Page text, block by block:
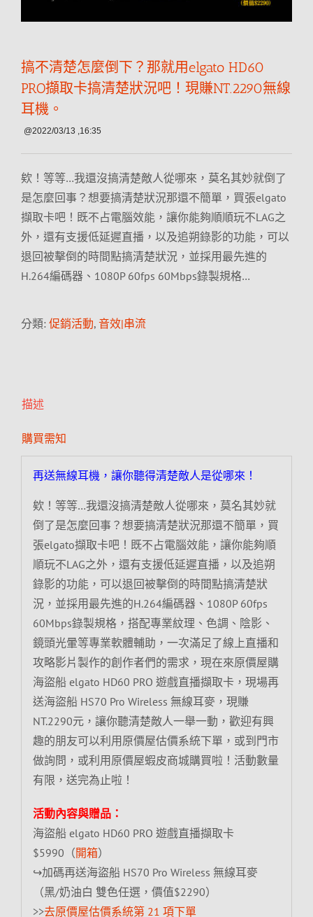
搞不清楚怎麼倒下？那就用elgato HD60
PRO擷取卡搞清楚狀況吧！現賺NT.2290無線
耳機。
@2022/03/13 ,16:35
欸！等等…我還沒搞清楚敵人從哪來，莫名其妙就倒了
是怎麼回事？想要搞清楚狀況那還不簡單，買張elgato
擷取卡吧！既不占電腦效能，讓你能夠順順玩不LAG之
外，還有支援低延遲直播，以及追朔錄影的功能，可以
退回被擊倒的時間點搞清楚狀況，並採用最先進的
H.264編碼器、1080P 60fps 60Mbps錄製規格…
分類: 促銷活動, 音效|串流
描述
購買需知
再送無線耳機，讓你聽得清楚敵人是從哪來！
欸！等等…我還沒搞清楚敵人從哪來，莫名其妙就
倒了是怎麼回事？想要搞清楚狀況那還不簡單，買
張elgato擷取卡吧！既不占電腦效能，讓你能夠順
順玩不LAG之外，還有支援低延遲直播，以及追朔
錄影的功能，可以退回被擊倒的時間點搞清楚狀
況，並採用最先進的H.264編碼器、1080P 60fps
60Mbps錄製規格，搭配專業紋理、色調、陰影、
鏡頭光暈等專業軟體輔助，一次滿足了線上直播和
攻略影片製作的創作者們的需求，現在來原價屋購
海盜船 elgato HD60 PRO 遊戲直播擷取卡，現場再
送海盜船 HS70 Pro Wireless 無線耳麥，現賺
NT.2290元，讓你聽清楚敵人一舉一動，歡迎有興
趣的朋友可以利用原價屋估價系統下單，或到門市
做詢問，或利用原價屋蝦皮商城購買啦！活動數量
有限，送完為止啦！
活動內容與贈品：
海盜船 elgato HD60 PRO 遊戲直播擷取卡
$5990（開箱）
↪加碼再送海盜船 HS70 Pro Wireless 無線耳麥
（黑/奶油白 雙色任選，價值$2290）
>>去原價屋估價系統第 21 項下單